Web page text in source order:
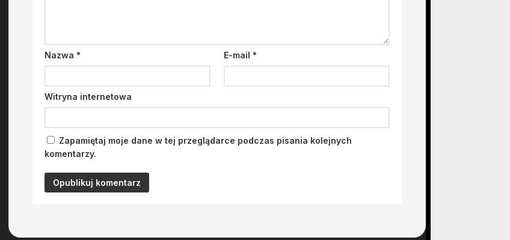
Nazwa * E-mail*
Witryna internetowa
Zapamiętaj moje dane w tej przeglądarce podczas pisania kolejnych
komentarzy.